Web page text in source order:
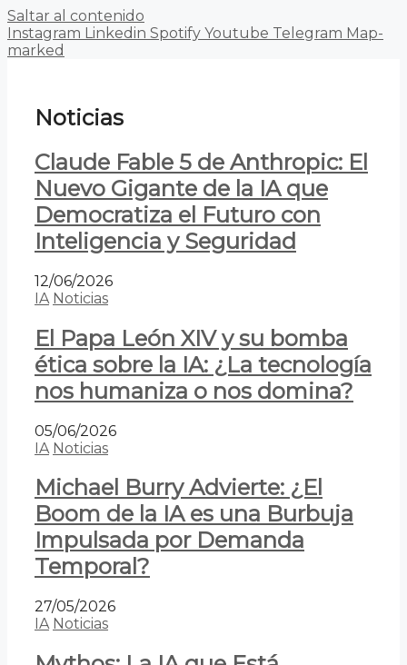
Saltar al contenido
Instagram Linkedin Spotify Youtube Telegram Map-
marked
Noticias
Claude Fable 5 de Anthropic: El
Nuevo Gigante de la IA que
Democratiza el Futuro con
Inteligencia y Seguridad
12/06/2026
IA Noticias
El Papa León XIV y su bomba
ética sobre la IA: ¿La tecnología
nos humaniza o nos domina?
05/06/2026
IA Noticias
Michael Burry Advierte: ¿El
Boom de la IA es una Burbuja
Impulsada por Demanda
Temporal?
27/05/2026
IA Noticias